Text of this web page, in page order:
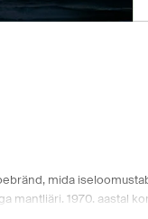
mida
mantliäri. 1970. aastal